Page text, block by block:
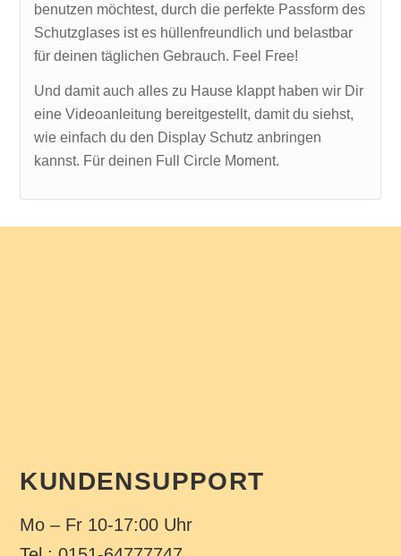
benutzen möchtest, durch die perfekte Passform des
Schutzglases ist es hüllenfreundlich und belastbar
für deinen täglichen Gebrauch. Feel Free!
Und damit auch alles zu Hause klappt haben wir Dir
eine Videoanleitung bereitgestellt, damit du siehst,
wie einfach du den Display Schutz anbringen
kannst. Für deinen Full Circle Moment.
KUNDENSUPPORT
Mo – Fr 10-17:00 Uhr